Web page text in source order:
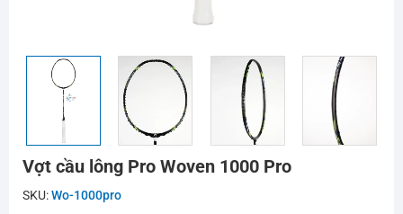
Vợt cầu lông Pro Woven 1000 Pro
SKU:Wo-1000pro